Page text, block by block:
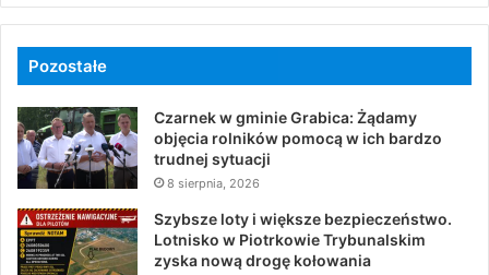
Pozostałe
Czarnek w gminie Grabica: Żądamy
objęcia rolników pomocą w ich bardzo
trudnej sytuacji
8 sierpnia, 2026
Szybsze loty i większe bezpieczeństwo.
Lotnisko w Piotrkowie Trybunalskim
zyska nową drogę kołowania